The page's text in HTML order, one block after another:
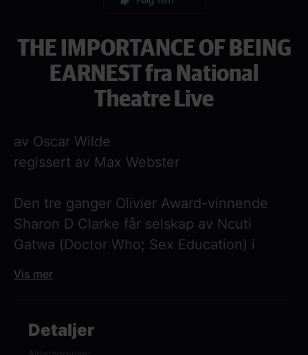
Detaljer
THE IMPORTANCE OF BEING
EARNEST fra National
Theatre Live
av Oscar Wilde
regissert av Max Webster
Den tre ganger Olivier Award-vinnende
Sharon D Clarke får selskap av Ncuti
Gatwa (Doctor Who; Sex Education) i
Mens han påtar seg rollen som en
Vis mer